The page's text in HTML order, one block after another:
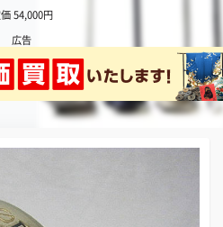
54,000円
広告